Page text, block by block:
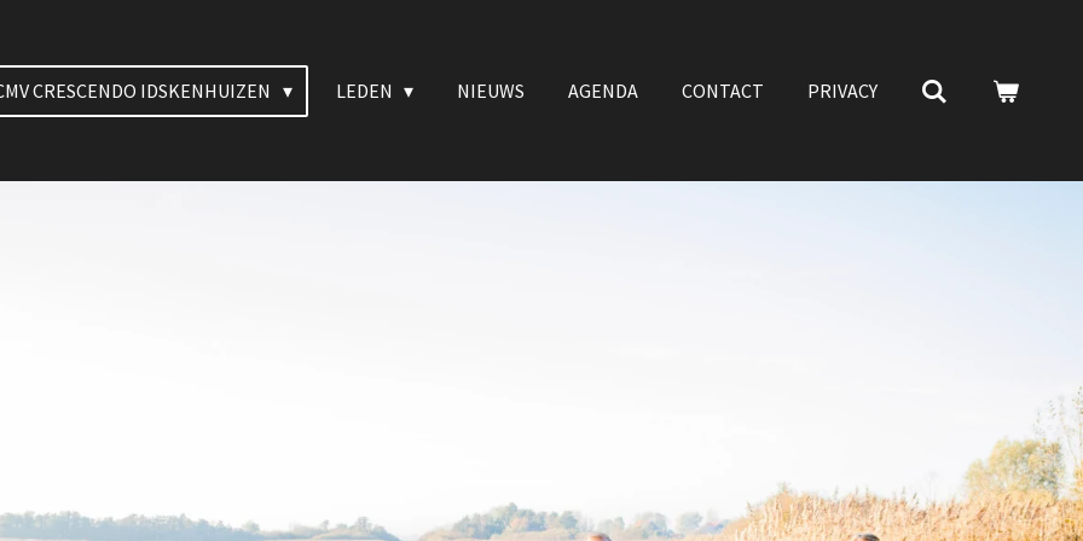
CRESCENDO IDSKENHUIZEN LEDEN NIEUWS AGENDA CONTACT PRIVACY